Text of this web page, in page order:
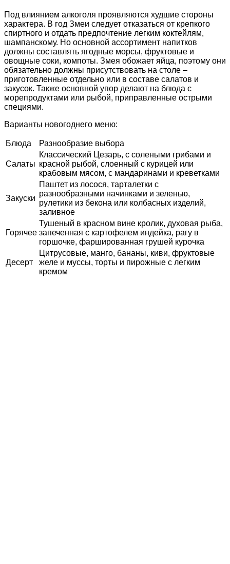
Под влиянием алкоголя проявляются худшие стороны
характера. В год Змеи следует отказаться от крепкого
спиртного и отдать предпочтение легким коктейлям,
шампанскому. Но основной ассортимент напитков
должны составлять ягодные морсы, фруктовые и
овощные соки, компоты. Змея обожает яйца, поэтому они
обязательно должны присутствовать на столе –
приготовленные отдельно или в составе салатов и
закусок. Также основной упор делают на блюда с
морепродуктами или рыбой, приправленные острыми
специями.
Варианты новогоднего меню:
Блюда Разнообразие выбора
Салаты
Классический Цезарь, с солеными грибами и
красной рыбой, слоенный с курицей или
крабовым мясом, с мандаринами и креветками
Закуски
Паштет из лосося, тарталетки с
разнообразными начинками и зеленью,
рулетики из бекона или колбасных изделий,
заливное
Горячее
Тушеный в красном вине кролик, духовая рыба,
запеченная с картофелем индейка, рагу в
горшочке, фаршированная грушей курочка
Десерт
Цитрусовые, манго, бананы, киви, фруктовые
желе и муссы, торты и пирожные с легким
кремом